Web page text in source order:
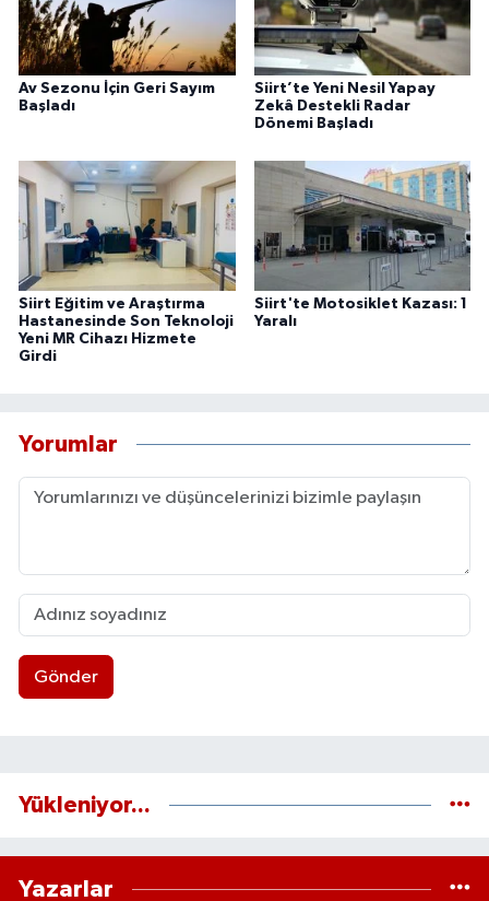
Av Sezonu İçin Geri Sayım
Başladı
Siirt’te Yeni Nesil Yapay
Zekâ Destekli Radar
Dönemi Başladı
Siirt Eğitim ve Araştırma
Hastanesinde Son Teknoloji
Yeni MR Cihazı Hizmete
Girdi
Siirt'te Motosiklet Kazası: 1
Yaralı
Yorumlar
Gönder
Yükleniyor...
Yazarlar